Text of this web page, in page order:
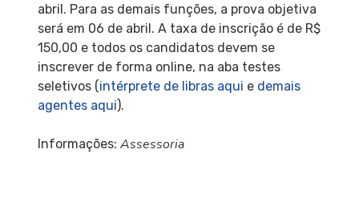
abril. Para as demais funções, a prova objetiva
será em 06 de abril. A taxa de inscrição é de R$
150,00 e todos os candidatos devem se
inscrever de forma online, na aba testes
seletivos (intérprete de libras aqui e demais
agentes aqui).
Informações: Assessoria